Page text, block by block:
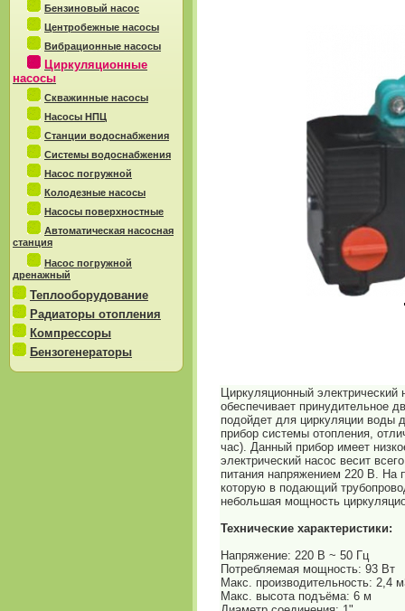
Бензиновый насос
Центробежные насосы
Вибрационные насосы
Циркуляционные
насосы
Скважинные насосы
Насосы НПЦ
Станции водоснабжения
Системы водоснабжения
Насос погружной
Колодезные насосы
Насосы поверхностные
Автоматическая насосная
станция
Насос погружной
дренажный
Теплооборудование
Радиаторы отопления
Компрессоры
Бензогенераторы
Циркуляционный
обеспечивает принудительное
подойдет для циркуляции воды
прибор системы отопления,
час). Данный прибор имеет
электрический насос весит
питания напряжением 220 В. На
которую в подающий
небольшая мощность
Технические характеристики:
Напряжение: 220 В ~ 50 Гц
Потребляемая мощность: 93 Вт
Макс. производительность: 2,4
Макс. высота подъёма: 6 м